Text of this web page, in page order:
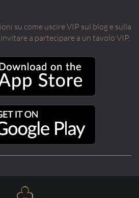
su come uscire VIP sul blog e sulla
a partecipare a un tavolo VIP.